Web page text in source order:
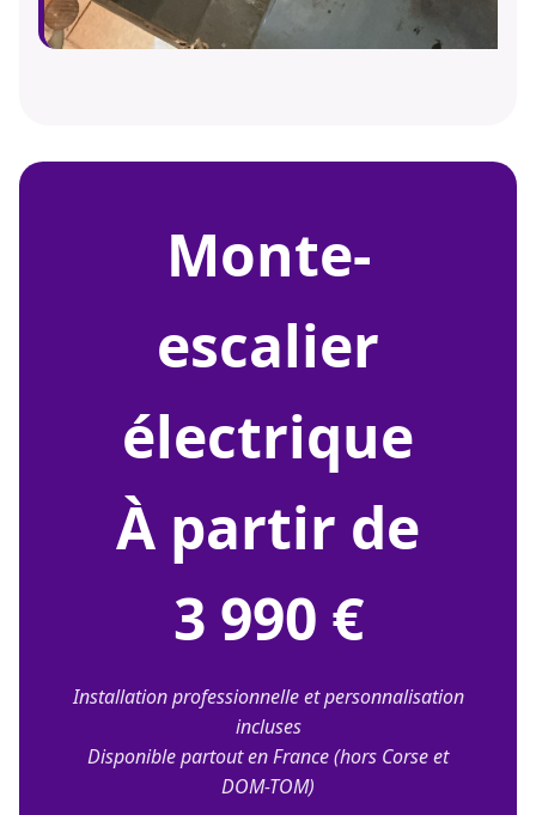
monte-
escalier
électrique
À partir de
3 990 €
Installation professionnelle et personnalisation
incluses
Disponible partout en France (hors Corse et
DOM-TOM)